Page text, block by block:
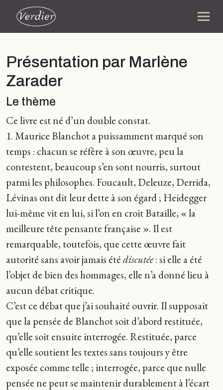
Présentation par Marlène
Zarader
Le thème
Ce livre est né d’un double constat.
1. Maurice Blanchot a puissamment marqué son
temps : chacun se réfère à son œuvre, peu la
contestent, beaucoup s’en sont nourris, surtout
parmi les philosophes. Foucault, Deleuze, Derrida,
Lévinas ont dit leur dette à son égard ; Heidegger
lui-même vit en lui, si l’on en croit Bataille, « la
meilleure tête pensante française ». Il est
remarquable, toutefois, que cette œuvre fait
autorité sans avoir jamais étédiscutée: si elle a été
l’objet de bien des hommages, elle n’a donné lieu à
aucun débat critique.
C’est ce débat que j’ai souhaité ouvrir. Il supposait
que la pensée de Blanchot soit d’abord restituée,
qu’elle soit ensuite interrogée. Restituée, parce
qu’elle soutient les textes sans toujours y être
exposée comme telle ; interrogée, parce que nulle
pensée ne peut se maintenir durablement à l’écart